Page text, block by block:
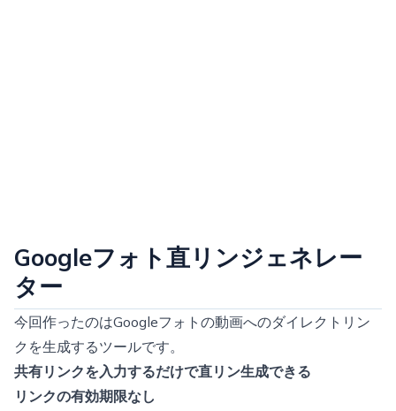
Googleフォト直リンジェネレー
ター
今回作ったのはGoogleフォトの動画へのダイレクトリン
クを生成するツールです。
共有リンクを入力するだけで直リン生成できる
リンクの有効期限なし